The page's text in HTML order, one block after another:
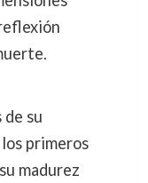
su
primeros
madurez